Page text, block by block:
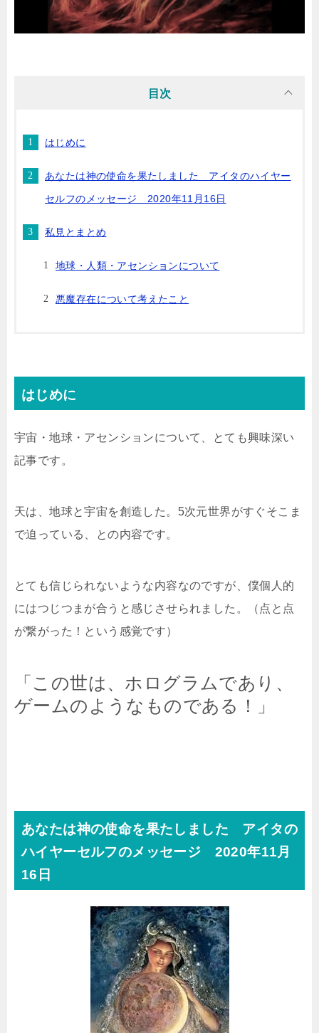
目次
はじめに
あなたは神の使命を果たしました アイタのハイヤー
セルフのメッセージ 2020年11月16日
私見とまとめ
地球・人類・アセンションについて
悪魔存在について考えたこと
はじめに
宇宙・地球・アセンションについて、とても興味深い
記事です。
天は、地球と宇宙を創造した。5次元世界がすぐそこま
で迫っている、との内容です。
とても信じられないような内容なのですが、僕個人的
にはつじつまが合うと感じさせられました。（点と点
が繋がった！という感覚です）
「この世は、ホログラムであり、
ゲームのようなものである！」
あなたは神の使命を果たしました アイタの
ハイヤーセルフのメッセージ 2020年11月
16日